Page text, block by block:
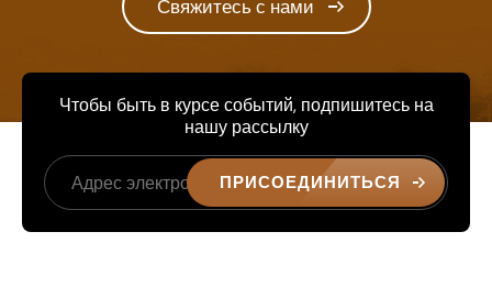
Свяжитесь с нами
Чтобы быть в курсе событий, подпишитесь на
нашу рассылку
ПРИСОЕДИНИТЬСЯ